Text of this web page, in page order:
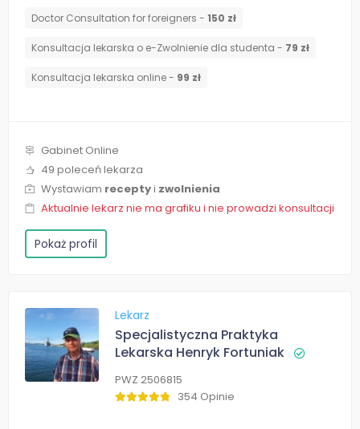
Doctor Consultation for foreigners - 150 zł
Konsultacja lekarska o e-Zwolnienie dla studenta - 79 zł
Konsultacja lekarska online - 99 zł
Gabinet Online
49 poleceń lekarza
Wystawiam receptyi zwolnienia
Aktualnie lekarz nie ma grafiku i nie prowadzi konsultacji
Pokaż profil
Lekarz
Specjalistyczna Praktyka
Lekarska Henryk Fortuniak
PWZ 2506815
354 Opinie